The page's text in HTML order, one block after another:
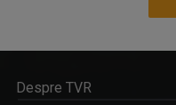
Despre TVR